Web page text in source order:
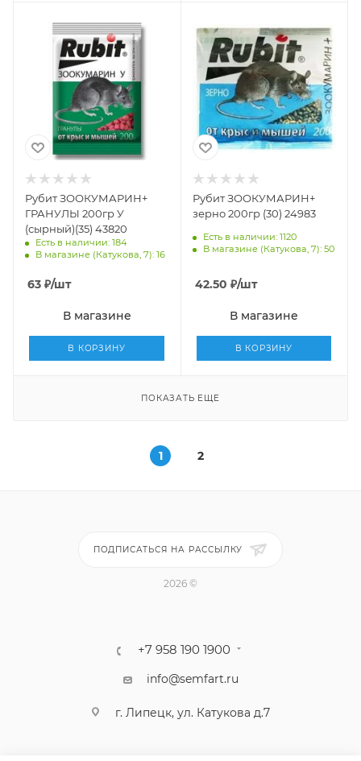
Рубит ЗООКУМАРИН+
ГРАНУЛЫ 200гр У
(сырный)(35) 43820
Есть в наличии: 184
В магазине (Катукова, 7): 16
63 ₽/шт
В магазине
В КОРЗИНУ
Рубит ЗООКУМАРИН+
зерно 200гр (30) 24983
Есть в наличии: 1120
В магазине (Катукова, 7): 50
42.50 ₽/шт
В магазине
В КОРЗИНУ
ПОКАЗАТЬ ЕЩЕ
1 2
ПОДПИСАТЬСЯ НА РАССЫЛКУ
2026 ©
+7 958 190 1900
info@semfart.ru
г. Липецк, ул. Катукова д.7